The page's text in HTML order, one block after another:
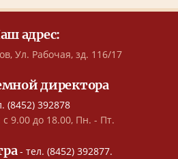
адрес:
Ул. Рабочая, зд. 116/17
директора
(8452) 392878
9.00 до 18.00, Пн. - Пт.
- тел. (8452) 392877.